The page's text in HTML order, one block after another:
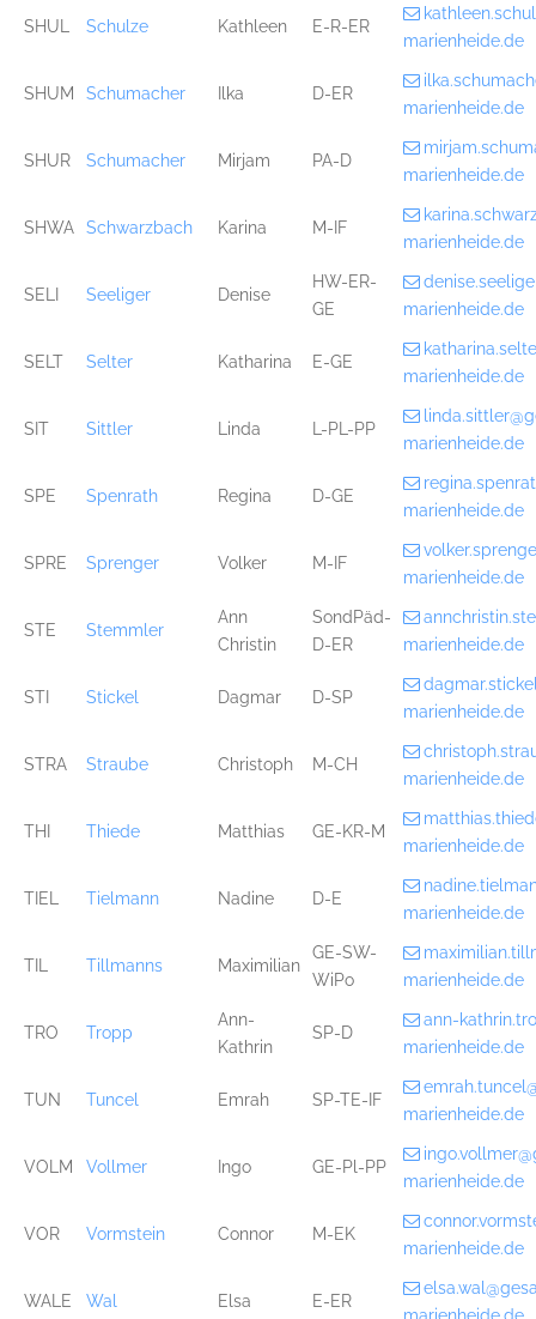
SHUL Schulze Kathleen E-R-ER
marienheide.de
SHUM Schumacher Ilka D-ER
marienheide.de
SHUR Schumacher Mirjam PA-D
marienheide.de
SHWA Schwarzbach Karina M-IF
marienheide.de
SELI Seeliger Denise
HW-ER-
GE
marienheide.de
SELT Selter Katharina E-GE
marienheide.de
SIT Sittler Linda L-PL-PP
marienheide.de
SPE Spenrath Regina D-GE
marienheide.de
SPRE Sprenger Volker M-IF
marienheide.de
STE Stemmler
Ann
Christin
SondPäd-
D-ER
marienheide.de
STI Stickel Dagmar D-SP
marienheide.de
STRA Straube Christoph M-CH
marienheide.de
THI Thiede Matthias GE-KR-M
marienheide.de
TIEL Tielmann Nadine D-E
marienheide.de
TIL Tillmanns Maximilian
GE-SW-
WiPo
marienheide.de
TRO Tropp
Ann-
Kathrin
SP-D
ann-
marienheide.de
TUN Tuncel Emrah SP-TE-IF
marienheide.de
VOLM Vollmer Ingo GE-Pl-PP
marienheide.de
VOR Vormstein Connor M-EK
marienheide.de
WALE Wal Elsa E-ER